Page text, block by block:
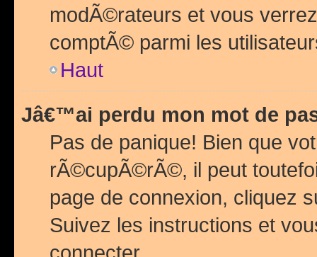
modÃ©rateurs et vous
comptÃ© parmi les
Haut
Jâ€™ai perdu mon mot de
Pas de panique! Bien que
rÃ©cupÃ©rÃ©, il peut
page de connexion, cliquez
Suivez les instructions et
connecter.